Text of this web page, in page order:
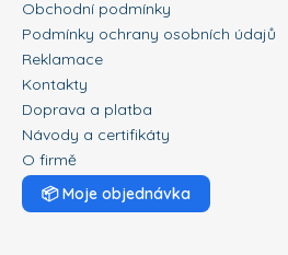
Obchodní podmínky
Podmínky ochrany osobních údajů
Reklamace
Kontakty
Doprava a platba
Návody a certifikáty
O firmě
📦Moje objednávka